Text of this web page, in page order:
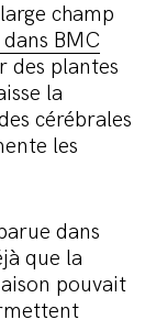
champ
BMC
des plantes
la
cérébrales
les
dans
que la
pouvait